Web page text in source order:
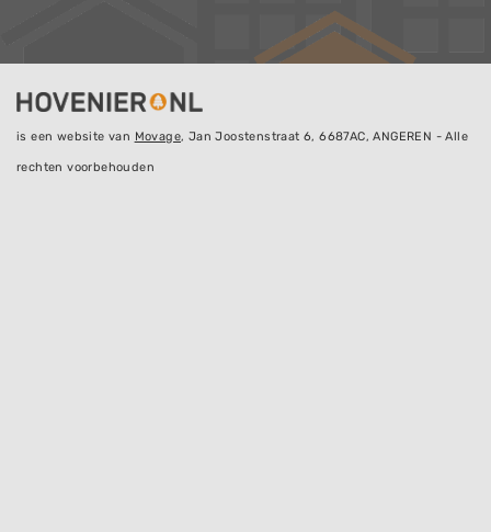
is een website van Movage, Jan Joostenstraat 6, 6687AC, ANGEREN - Alle
rechten voorbehouden